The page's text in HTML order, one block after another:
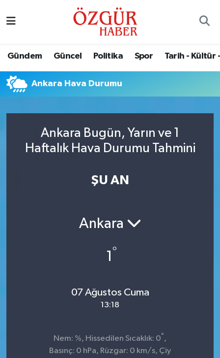
Gündem Güncel Politika Spor Tarih - Kültür
Ankara Hava Durumu
Ankara Bugün, Yarın ve 1
Haftalık Hava Durumu Tahmini
ŞU AN
Ankara
1 °
07 Ağustos Cuma
13:18
Nem: %, Hissedilen Sıcaklık: 0° ,
Basınç: 0 hPa, Rüzgar: 0 km/s, Çiy
Eğitim
Ekonomi
Güncel
Tarih - Kültür - Sanat - Turizm
Nöbetçi Eczaneler
Namaz Vakitleri
Trafik Durumu
Süper Lig Puan Durumu ve Fikstür
Son Dakika Haberleri